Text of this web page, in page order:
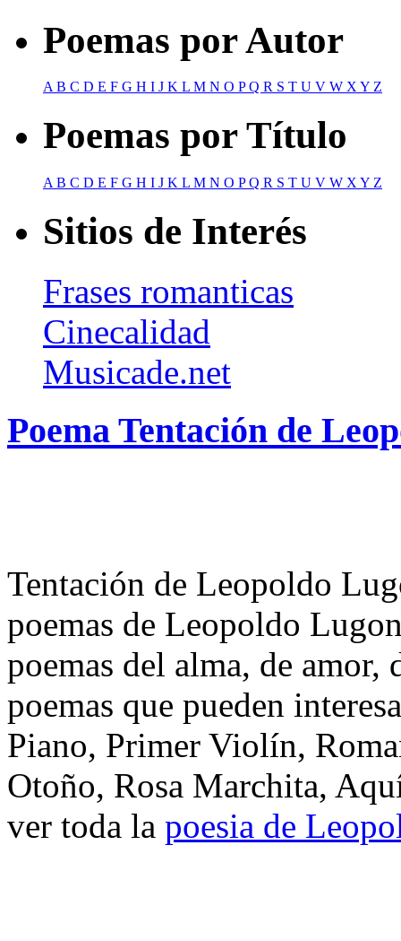
Poemas por Autor
AB C D E F G H I J K L M N O PQ R S T U V W XY Z
Poemas por Título
A B C D E F G H I J K L M N O PQ R S T U V W X Y Z
Sitios de Interés
Frases romanticas
Cinecalidad
Musicade.net
Poema Tentación de
Tentación de Leopoldo
poemas de Leopoldo
poemas del alma, de
poemas que pueden
Piano, Primer Violín,
Otoño, Rosa Marchita,
ver toda la poesia de